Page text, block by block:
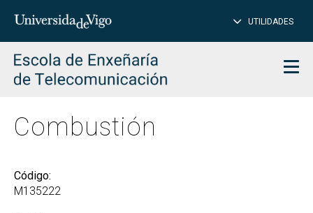
Introduce
para
buscar
UTILIDADES
Combustión
Código:
M135222